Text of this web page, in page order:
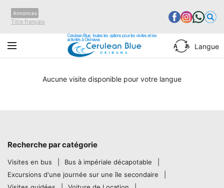
Annonces
Titre français
Cerulean Blue, toutes les options pour les visites et les
activités à Okinawa
Langue
Aucune visite disponible pour votre langue
Recherche par catégorie
Visites en bus
Bus à impériale décapotable
Excursions d'une journée sur une île secondaire